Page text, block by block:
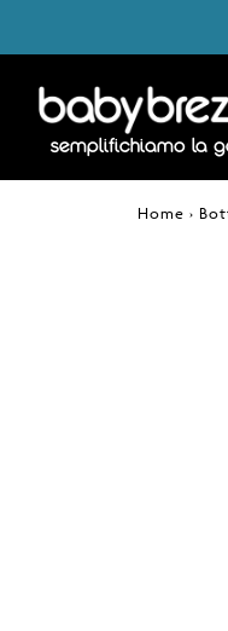
Cart
semplifichiamo la
Home ›